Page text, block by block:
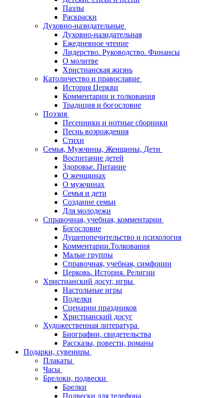
Пазлы
Раскраски
Духовно-назидательные
Духовно-назидательная
Ежедневное чтение
Лидерство. Руководство. Финансы
О молитве
Христианская жизнь
Католичество и православие
История Церкви
Комментарии и толкования
Традиция и богословие
Поэзия
Песенники и нотные сборники
Песнь возрождения
Стихи
Семья, Мужчины, Женщины, Дети
Воспитание детей
Здоровье. Питание
О женщинах
О мужчинах
Семья и дети
Создание семьи
Для молодежи
Справочная, учебная, комментарии
Богословие
Душепопечительство и психология
Комментарии.Толкования
Малые группы
Справочная, учебная, симфонии
Церковь. История. Религии
Христианский досуг, игры
Настольные игры
Поделки
Сценарии праздников
Христианский досуг
Художественная литература
Биографии, свидетельства
Рассказы, повести, романы
Подарки, сувениры
Плакаты
Часы
Брелоки, подвески
Брелки
Подвески для телефона